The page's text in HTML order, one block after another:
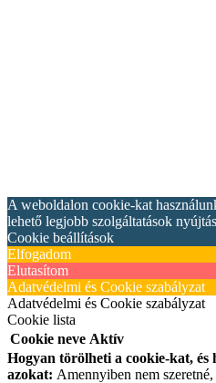
A weboldalon cookie-kat
lehető legjobb szolgáltatások
Cookie beállítások
Elfogadom
Elutasítom
Adatvédelmi és Cookie szabályzat
Adatvédelmi és Cookie szabályzat
Cookie lista
Cookie neve Aktív
Hogyan törölheti a cookie-kat, és
azokat: Amennyiben nem